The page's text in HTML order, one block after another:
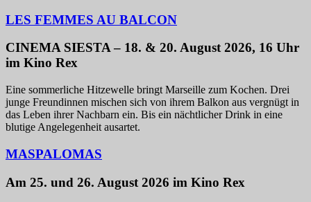
LES FEMMES AU BALCON
CINEMA SIESTA – 18. & 20. August 2026, 16 Uhr
im Kino Rex
Eine sommerliche Hitzewelle bringt Marseille zum Kochen. Drei
junge Freundinnen mischen sich von ihrem Balkon aus vergnügt in
das Leben ihrer Nachbarn ein. Bis ein nächtlicher Drink in eine
blutige Angelegenheit ausartet.
MASPALOMAS
Am 25. und 26. August 2026 im Kino Rex